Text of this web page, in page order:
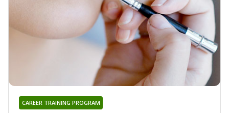
CAREER TRAINING PROGRAM